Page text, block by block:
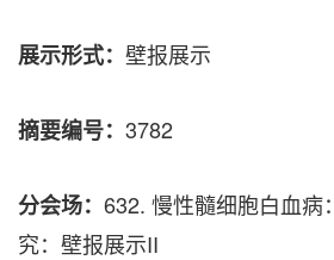
展示形式： 壁报展示
摘要编号： 3782
分会场： 632. 慢性髓细胞白血病
究：壁报展示II